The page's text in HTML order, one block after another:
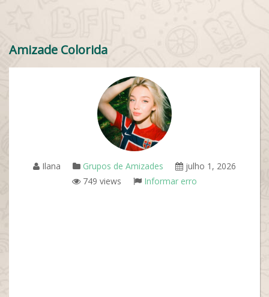
Amizade Colorida
Ilana Grupos de Amizades
julho 1, 2026
749 views
Informar erro